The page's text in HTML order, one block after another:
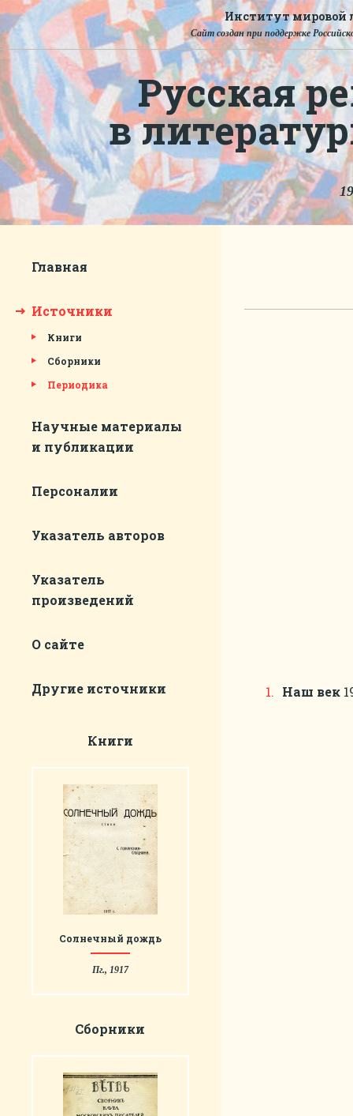
Институт мировой
Сайт создан при поддержке
Русская
в
Главная
Источники
Книги
Сборники
Периодика
Научные материалы
и публикации
Персоналии
Указатель авторов
Указатель
произведений
О сайте
Другие источники
Книги
Солнечный дождь
Пг., 1917
Сборники
Наш век